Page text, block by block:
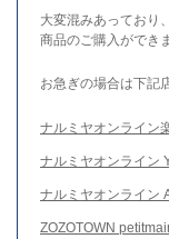
大変混みあっており
商品のご購入ができ
お急ぎの場合は下記
ナルミヤオンライン
ナルミヤオンライン
ナルミヤオンライン
ZOZOTOWN